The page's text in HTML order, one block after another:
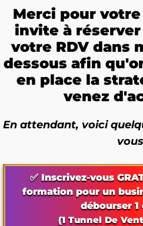
Merci pour
invite à
votre RDV dans
dessous afin
en place la
venez
En attendant, voici
✅ Inscrivez-vous
formation pour un
débourser
(1 Tunnel De